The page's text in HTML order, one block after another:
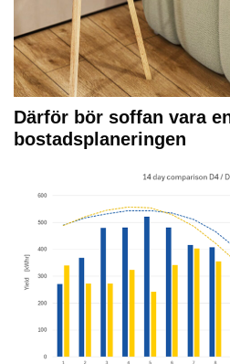
Därför bör soffan vara
bostadsplaneringen